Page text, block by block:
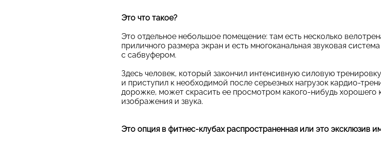
Это что такое?
Это отдельное небольшое помещение: там есть несколько
приличного размера экран и есть многоканальная звуковая
с сабвуфером.
Здесь человек, который закончил интенсивную силовую
и приступил к необходимой после серьезных нагрузок кардио-
дорожке, может скрасить ее просмотром какого-нибудь хорошего
изображения и звука.
Это опция в фитнес-клубах распространенная или это эксклюзив